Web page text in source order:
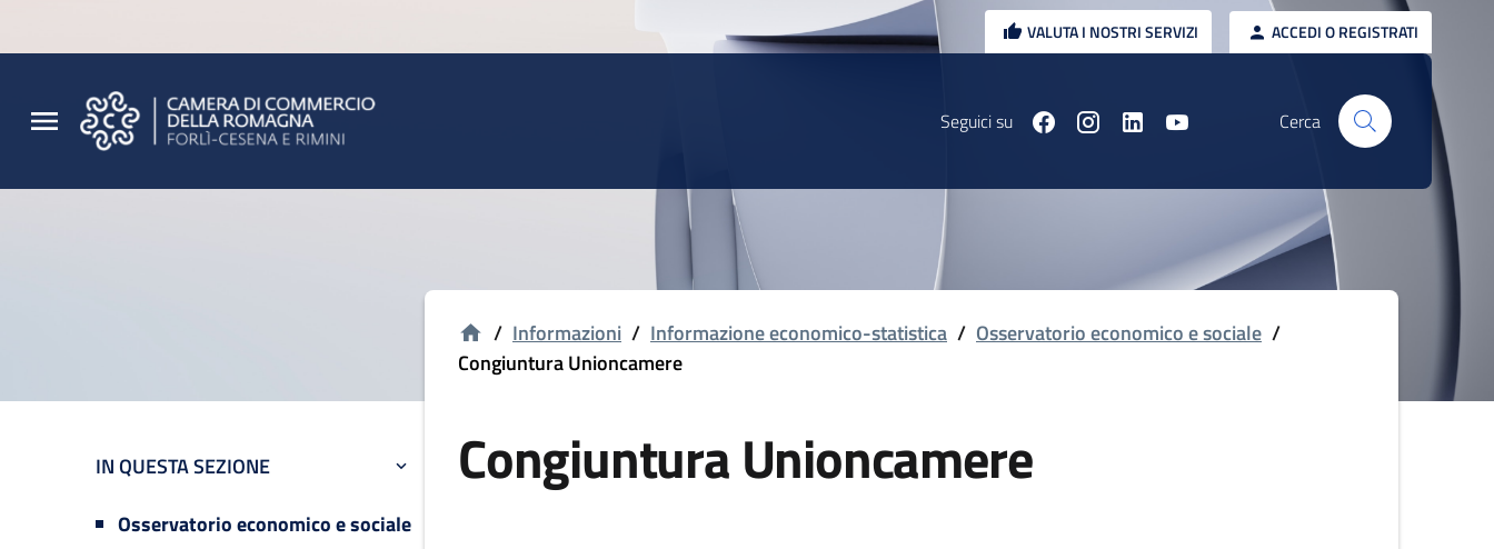
VALUTA I NOSTRI SERVIZI ACCEDI O REGISTRATI
Seguici su Cerca
IN QUESTA SEZIONE
Osservatorio economico e sociale
/ Informazioni / Informazione economico-statistica / Osservatorio economico e sociale /
Congiuntura Unioncamere
Congiuntura Unioncamere